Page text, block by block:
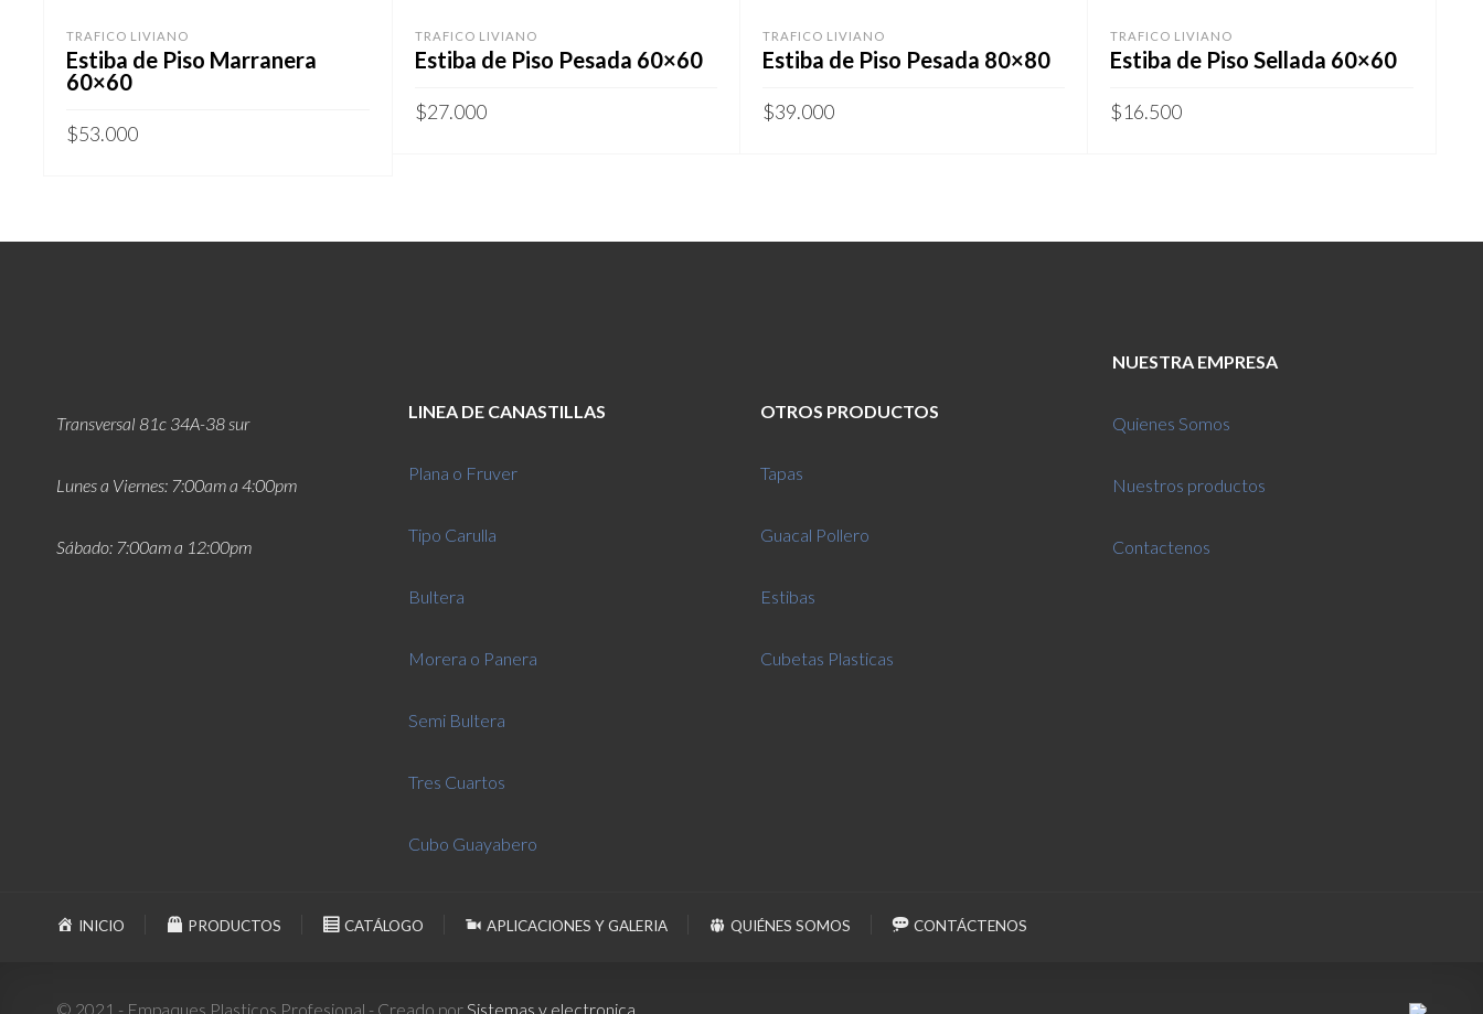
TRAFICO LIVIANO
Estiba de Piso Marranera
60×60
$53.000
TRAFICO LIVIANO
Estiba de Piso Pesada 60×60
$27.000
TRAFICO LIVIANO
Estiba de Piso Pesada 80×80
$39.000
TRAFICO LIVIANO
Estiba de Piso Sellada 60×60
$16.500
Transversal 81c 34A-38 sur
Lunes a Viernes: 7:00am a 4:00pm
Sábado: 7:00am a 12:00pm
LINEA DE CANASTILLAS
Plana o Fruver
Tipo Carulla
Bultera
Morera o Panera
Semi Bultera
Tres Cuartos
Cubo Guayabero
OTROS PRODUCTOS
Tapas
Guacal Pollero
Estibas
Cubetas Plasticas
NUESTRA EMPRESA
Quienes Somos
Nuestros productos
Contactenos
INICIO PRODUCTOS CATÁLOGO APLICACIONES Y GALERIA QUIÉNES SOMOS CONTÁCTENOS
© 2021 - Empaques Plasticos Profesional - Creado por Sistemas y electronica